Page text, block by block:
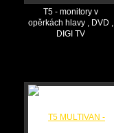
T5 - monitory v
opěrkách hlavy , DVD ,
DIGI TV